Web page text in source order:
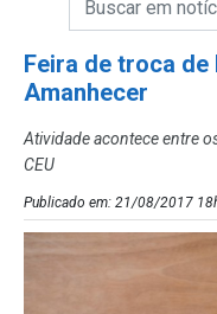
Feira de troca de
Amanhecer
Atividade acontece entre
CEU
Publicado em: 21/08/2017